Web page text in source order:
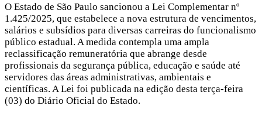
O Estado de São Paulo sancionou a Lei Complementar nº
1.425/2025, que estabelece a nova estrutura de vencimentos,
salários e subsídios para diversas carreiras do funcionalismo
público estadual. A medida contempla uma ampla
reclassificação remuneratória que abrange desde
profissionais da segurança pública, educação e saúde até
servidores das áreas administrativas, ambientais e
científicas. A Lei foi publicada na edição desta terça-feira
(03) do Diário Oficial do Estado.